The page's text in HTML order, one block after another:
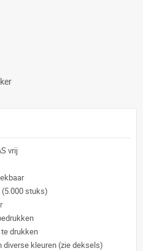
vrij
stuks)
drukken
kleuren (zie deksels)